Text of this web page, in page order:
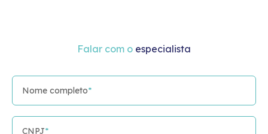
ferramentas
de lote e
Falar com o especialista
Nome completo*
CNPJ*